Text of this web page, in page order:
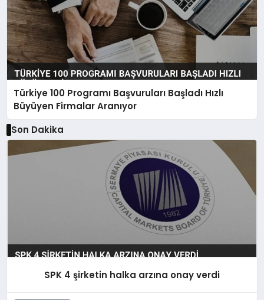
Türkiye 100 Programı Başvuruları Başladı Hızlı
Büyüyen Firmalar Aranıyor
Son Dakika
SPK 4 şirketin halka arzına onay verdi